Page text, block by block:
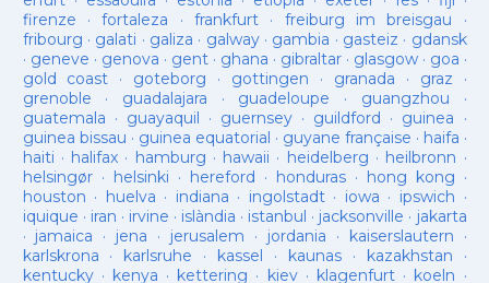
firenze ·fortaleza · frankfurt· freiburg im breisgau ·
fribourg · galati · galiza · galway· gambia · gasteiz · gdansk
· geneve · genova · gent· ghana · gibraltar· glasgow· goa ·
gold coast · goteborg · gottingen · granada · graz ·
grenoble · guadalajara · guadeloupe · guangzhou ·
guatemala · guayaquil · guernsey· guildford · guinea ·
guinea bissau · guinea equatorial · guyane française · haifa ·
haiti · halifax · hamburg · hawaii · heidelberg · heilbronn ·
helsingør· helsinki · hereford · honduras· hong kong ·
houston · huelva · indiana · ingolstadt· iowa · ipswich ·
iquique · iran · irvine · islàndia · istanbul · jacksonville · jakarta
· jamaica · jena · jerusalem · jordania · kaiserslautern ·
karlskrona · karlsruhe · kassel · kaunas· kazakhstan ·
kentucky· kenya · kettering · kiev· klagenfurt · koeln ·